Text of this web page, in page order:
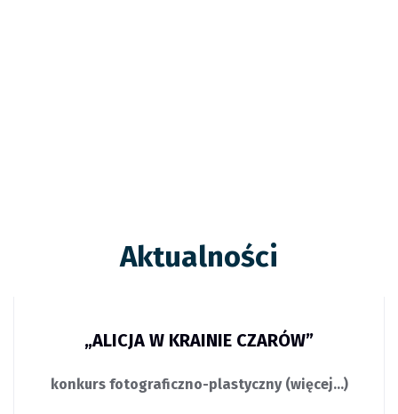
Aktualności
„ALICJA W KRAINIE CZARÓW”
konkurs fotograficzno-plastyczny (więcej…)